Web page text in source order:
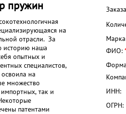
пружин
на
отрасли. За
историю наша
опытных и
специалистов,
на
множество
так и
патентами
ФИО:
ИНН:
ОГРН: